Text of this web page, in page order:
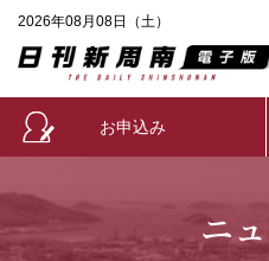
2026年08月08日（土）
お申込み
ニ